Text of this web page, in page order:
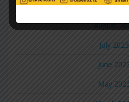
September
August
July 2023
June
May